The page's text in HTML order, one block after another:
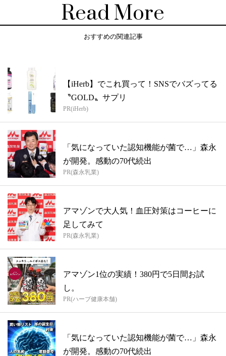
Read More
おすすめの関連記事
【iHerb】でこれ買って！SNSでバズってる
〝GOLD〟サプリ
PR(iHerb)
「気になっていた認知機能が菌で…」森永
が開発。感動の70代続出
PR(森永乳業)
アマゾンで大人気！血圧対策はコーヒーに
足してみて
PR(森永乳業)
アマゾン1位の実績！380円で5日間お試
し。
PR(ハーブ健康本舗)
「気になっていた認知機能が菌で…」森永
が開発。感動の70代続出